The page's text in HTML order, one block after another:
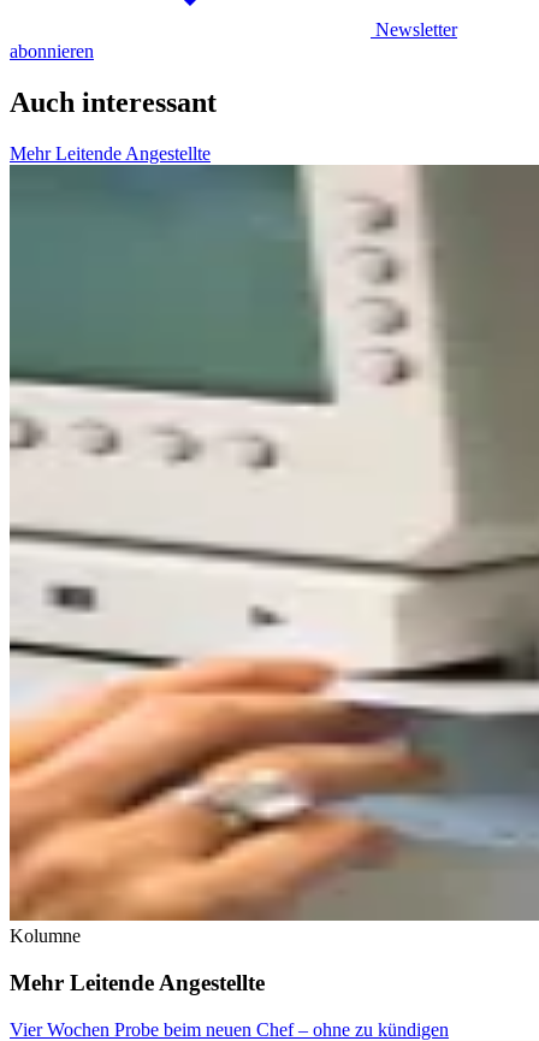
Newsletter
abonnieren
Auch interessant
Mehr Leitende Angestellte
Kolumne
Mehr Leitende Angestellte
Vier Wochen Probe beim neuen Chef – ohne zu kündigen